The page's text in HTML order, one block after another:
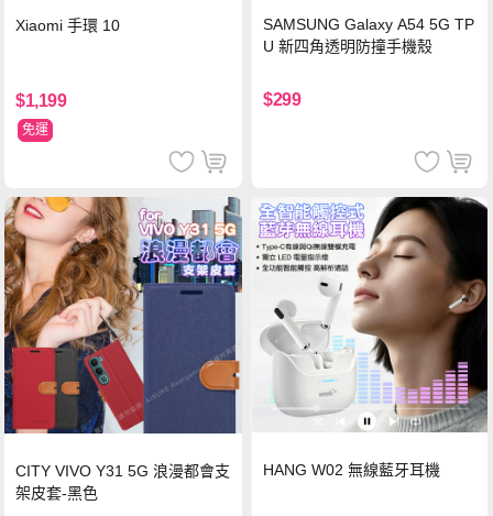
Xiaomi 手環 10
$1,199
免運
SAMSUNG Galaxy A54 5G TP
U 新四角透明防撞手機殼
$299
CITY VIVO Y31 5G 浪漫都會支
架皮套-黑色
HANG W02 無線藍牙耳機